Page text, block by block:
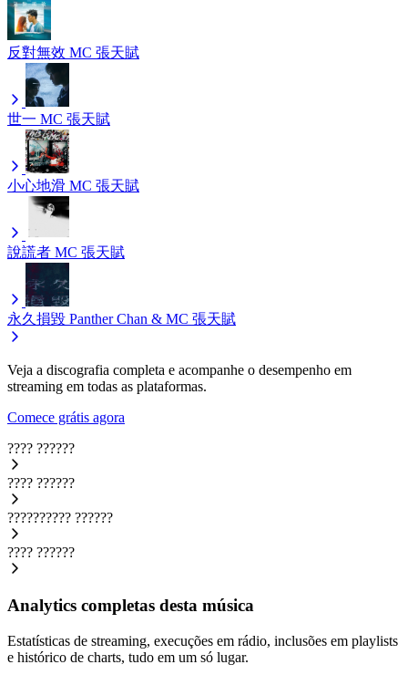
反對無效 MC 張天賦
世一 MC 張天賦
小心地滑 MC 張天賦
說謊者 MC 張天賦
永久損毀 Panther Chan & MC 張天賦
Veja a discografia completa e acompanhe o desempenho em
streaming em todas as plataformas.
Comece grátis agora
???? ??????
???? ??????
?????????? ??????
???? ??????
Analytics completas desta música
Estatísticas de streaming, execuções em rádio, inclusões em playlists
e histórico de charts, tudo em um só lugar.